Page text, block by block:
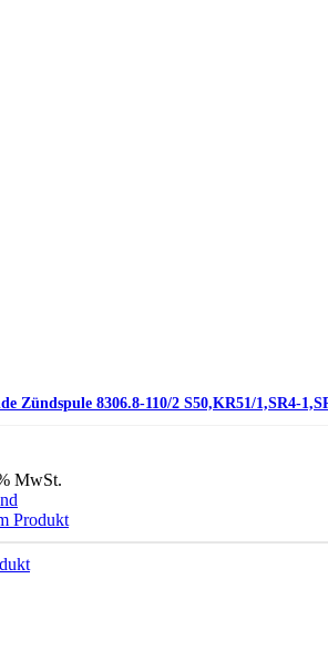
Zündspule 8306.8-110/2 S50,KR51/1,SR4-
MwSt.
Produkt